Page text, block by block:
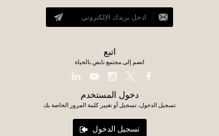
اتبع
انضم إلى مجتمع نابض بالحياة
دخول المستخدم
تسجيل الدخول، تسجيل أو تغيير كلمة المرور الخاصة بك
تسجيل الدخول